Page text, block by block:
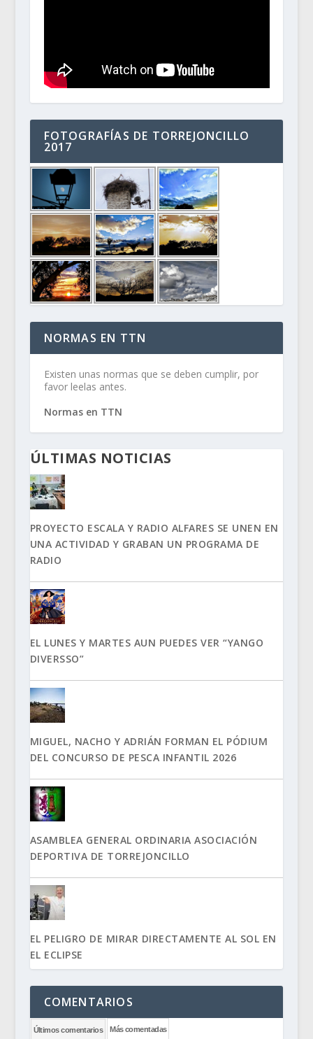
FOTOGRAFÍAS DE TORREJONCILLO
2017
NORMAS EN TTN
Existen unas normas que se deben cumplir, por
favor leelas antes.
Normas en TTN
ÚLTIMAS NOTICIAS
PROYECTO ESCALA Y RADIO ALFARES SE UNEN EN
UNA ACTIVIDAD Y GRABAN UN PROGRAMA DE
RADIO
EL LUNES Y MARTES AUN PUEDES VER “YANGO
DIVERSSO”
MIGUEL, NACHO Y ADRIÁN FORMAN EL PÓDIUM
DEL CONCURSO DE PESCA INFANTIL 2026
ASAMBLEA GENERAL ORDINARIA ASOCIACIÓN
DEPORTIVA DE TORREJONCILLO
EL PELIGRO DE MIRAR DIRECTAMENTE AL SOL EN
EL ECLIPSE
COMENTARIOS
Últimos comentarios Más comentadas